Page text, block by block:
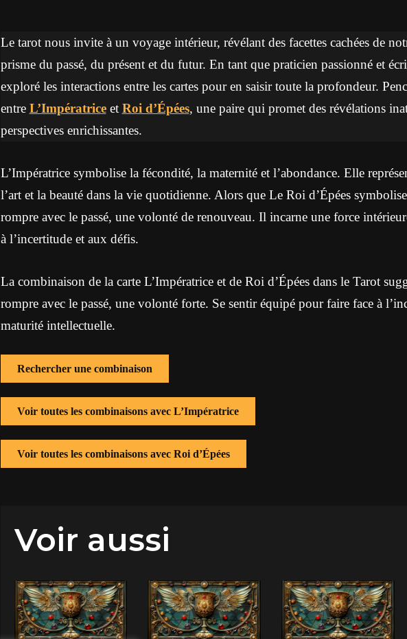
Le tarot nous invite à un voyage intérieur, révélant des facettes cachées de
prisme du passé, du présent et du futur. En tant que praticien passionné et
exploré les interactions entre les cartes pour en saisir toute la profondeur.
entre L’Impératriceet Roi d’Épées, une paire qui promet des révélations
perspectives enrichissantes.
L’Impératrice symbolise la fécondité, la maternité et l’abondance. Elle
l’art et la beauté dans la vie quotidienne. Alors que Le Roi d’Épées
rompre avec le passé, une volonté de renouveau. Il incarne une force
à l’incertitude et aux défis.
La combinaison de la carte L’Impératrice et de Roi d’Épées dans le Tarot
rompre avec le passé, une volonté forte. Se sentir équipé pour faire face à
maturité intellectuelle.
Rechercher une combinaison
Voir toutes les combinaisons avec L’Impératrice
Voir toutes les combinaisons avec Roi d’Épées
Voir aussi